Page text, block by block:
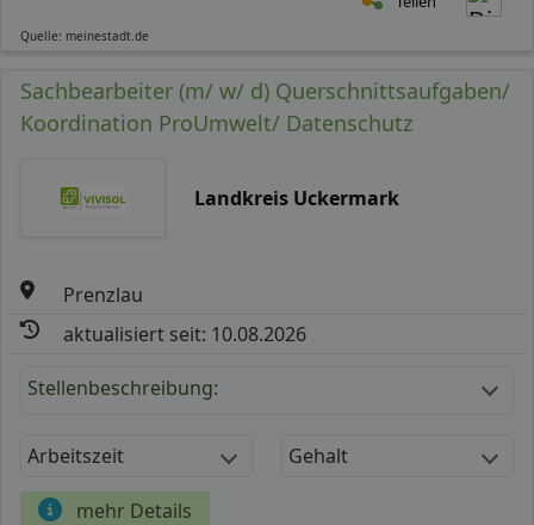
Quelle: meinestadt.de
Sachbearbeiter (m/ w/ d) Querschnittsaufgaben/
Koordination ProUmwelt/ Datenschutz
Landkreis Uckermark
Prenzlau
aktualisiert seit: 10.08.2026
Stellenbeschreibung:
Arbeitszeit Gehalt
mehr Details